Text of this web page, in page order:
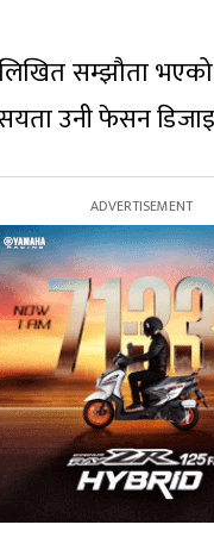
लिखित सम्झौता
उनी फेसन